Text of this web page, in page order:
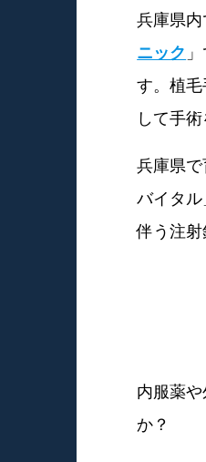
兵庫県
ニック
す。植
して手
兵庫県
バイタ
伴う注
内服薬
か？